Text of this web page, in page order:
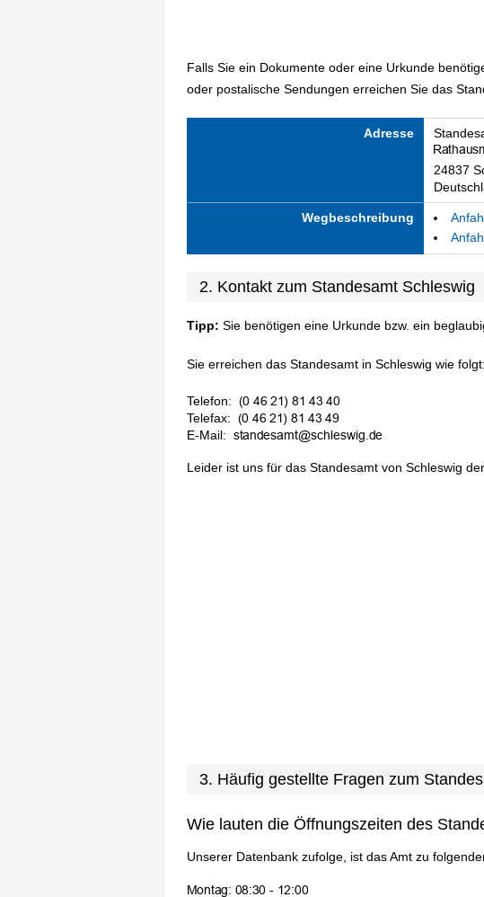
Falls Sie ein Dokumente oder eine Urkunde
oder postalische Sendungen erreichen Sie das
Adresse
24837
Wegbeschreibung
2. Kontakt zum Standesamt Schleswig
Tipp: Sie benötigen eine Urkunde bzw. ein
Sie erreichen das Standesamt in Schleswig wie folgt:
Telefon:
Telefax:
E-Mail:
Leider ist uns für das Standesamt von Schleswig
3. Häufig gestellte Fragen zum
Wie lauten die Öffnungszeiten des
Unserer Datenbank zufolge, ist das Amt zu